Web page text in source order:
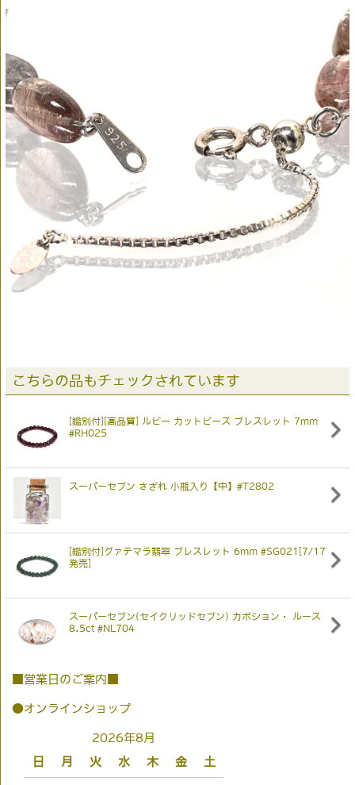
こちらの品もチェックされています
[鑑別付][高品質] ルビー カットビーズ ブレスレット 7mm
#RH025
スーパーセブン さざれ 小瓶入り【中】#T2802
[鑑別付]グァテマラ翡翠 ブレスレット 6mm #SG021[7/17
発売]
スーパーセブン(セイクリッドセブン) カボション・ ルース
8.5ct #NL704
■営業日のご案内■
●オンラインショップ
2026年8月
日
月 火 水 木 金 土